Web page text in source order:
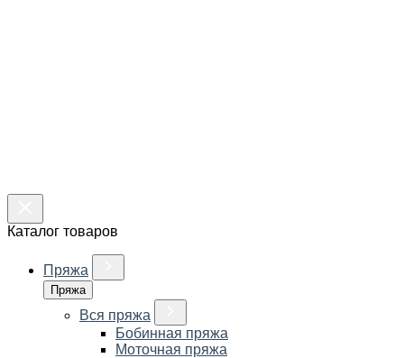
Каталог товаров
Пряжа
Пряжа
Вся пряжа
Бобинная пряжа
Моточная пряжа